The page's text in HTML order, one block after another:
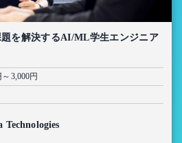
を解決するAI/ML学生エンジニア
3,000円
Technologies